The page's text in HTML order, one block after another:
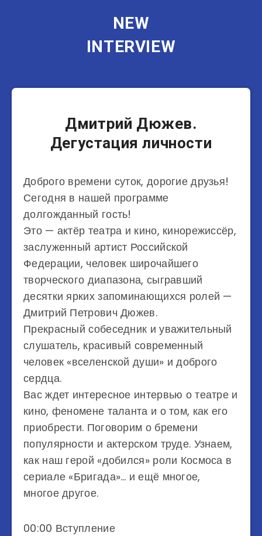
NEW
INTERVIEW
Дмитрий Дюжев.
Дегустация личности
Доброго времени суток, дорогие друзья!
Сегодня в нашей программе
долгожданный гость!
Это — актёр театра и кино, кинорежиссёр,
заслуженный артист Российской
Федерации, человек широчайшего
творческого диапазона, сыгравший
десятки ярких запоминающихся ролей —
Дмитрий Петрович Дюжев.
Прекрасный собеседник и уважительный
слушатель, красивый современный
человек «вселенской души» и доброго
сердца.
Вас ждет интересное интервью о театре и
кино, феномене таланта и о том, как его
приобрести. Поговорим о бремени
популярности и актерском труде. Узнаем,
как наш герой «добился» роли Космоса в
сериале «Бригада»… и ещё многое,
многое другое.
00:00 Вступление